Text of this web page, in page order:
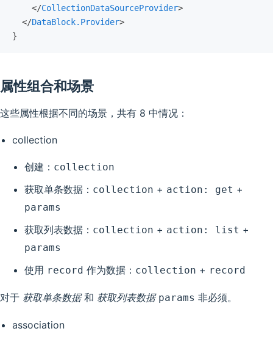
    </
CollectionDataSourceProvider>
  </
DataBlock.Provider>
}
属性组合和场景
这些属性根据不同的场景，共有 8 中情况：
collection
创建： collection
获取单条数据： collection + action: get +
params
获取列表数据： collection + action: list +
params
使用 record 作为数据： collection + record
对于 获取单条数据和 获取列表数据 params 非必须。
association